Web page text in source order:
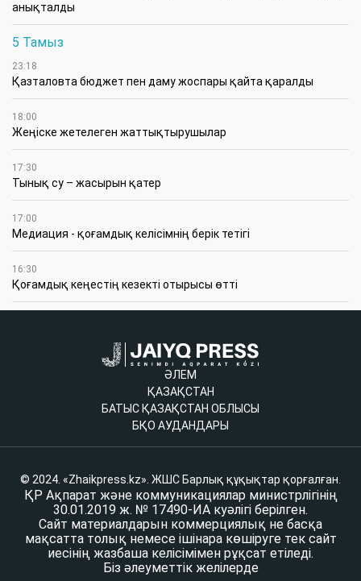
анықталды
5 Тамыз
23:18
Қазталовта бюджет пен даму жоспары қайта қаралды
18:00
Жеңіске жетелеген жаттықтырушылар
17:30
Тынық су – жасырын қатер
17:00
Медиация - қоғамдық келісімнің берік тетігі
16:30
Қоғамдық кеңестің кезекті отырысы өтті
ӘЛЕМ
ҚАЗАҚСТАН
БАТЫС ҚАЗАҚСТАН ОБЛЫСЫ
БҚО АУДАНДАРЫ
© 2024. «Zhaikpress.kz». ЖШС Барлық құқықтар қорғалған.
ҚР Ақпарат және коммуникациялар министрлігінің
30.01.2019 ж. № 17490-ИА куәлігі берілген.
Сайт материалдарын коммерциялық не басқа
мақсатта толық немесе ішінара көшіруге тек сайт
иесінің жазбаша келісімімен рұқсат етіледі.
Біз әлеуметтік желілерде